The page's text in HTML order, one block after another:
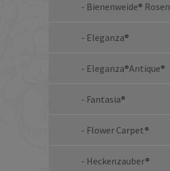
- Bienenweide® Rosen
- Eleganza®
- Eleganza®Antique®
- Fantasia®
- Flower Carpet®
- Heckenzauber®